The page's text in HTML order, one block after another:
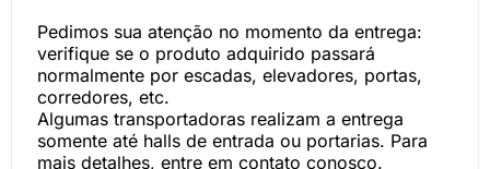
Pedimos sua atenção no momento da entrega:
verifique se o produto adquirido passará
normalmente por escadas, elevadores, portas,
corredores, etc.
Algumas transportadoras realizam a entrega
somente até halls de entrada ou portarias. Para
mais detalhes, entre em contato conosco.